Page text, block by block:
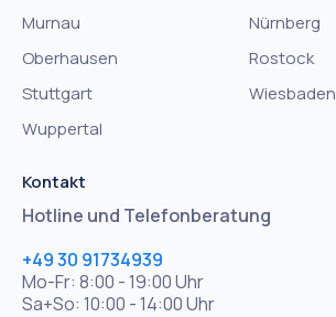
Murnau
Nürnberg
Oberhausen
Rostock
Stuttgart
Wiesbaden
Wuppertal
Kontakt
Hotline und Telefonberatung
+49 30 91734939
Mo-Fr: 8:00 - 19:00 Uhr
Sa+So: 10:00 - 14:00 Uhr